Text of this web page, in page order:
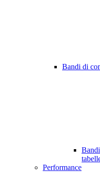
Bandi di
Performance